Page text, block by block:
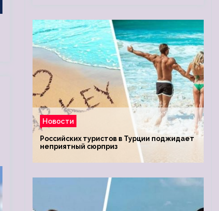
Новости
Российских туристов в Турции поджидает
неприятный сюрприз